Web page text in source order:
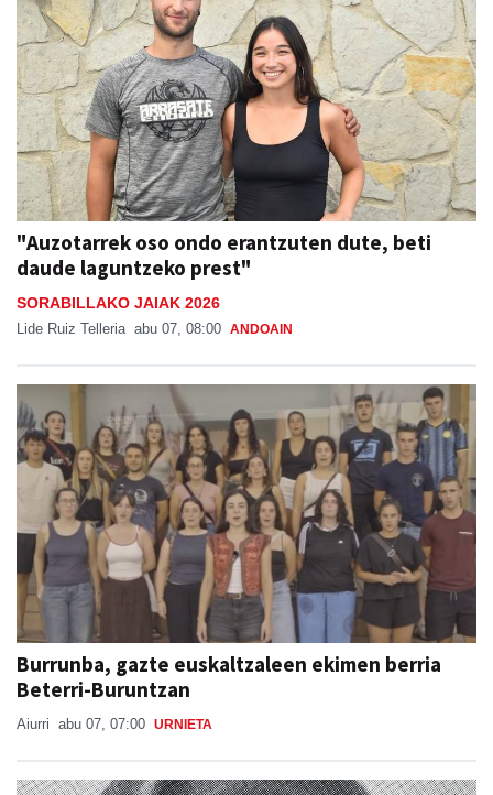
"Auzotarrek oso ondo erantzuten dute, beti
daude laguntzeko prest"
SORABILLAKO JAIAK 2026
Lide Ruiz Telleria abu 07, 08:00
Burrunba, gazte euskaltzaleen ekimen berria
Beterri-Buruntzan
Aiurri abu 07, 07:00